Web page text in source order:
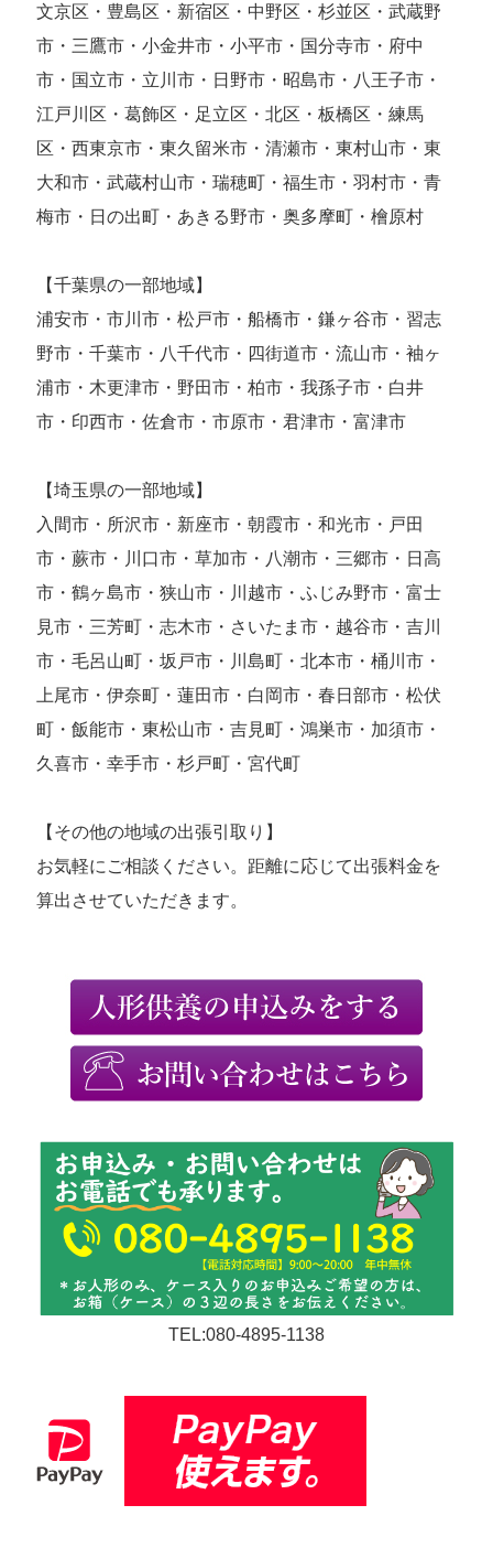
文京区・豊島区・新宿区・中野区・杉並区・武蔵野
市・三鷹市・小金井市・小平市・国分寺市・府中
市・国立市・立川市・日野市・昭島市・八王子市・
江戸川区・葛飾区・足立区・北区・板橋区・練馬
区・西東京市・東久留米市・清瀬市・東村山市・東
大和市・武蔵村山市・瑞穂町・福生市・羽村市・青
梅市・日の出町・あきる野市・奥多摩町・檜原村
【千葉県の一部地域】
浦安市・市川市・松戸市・船橋市・鎌ヶ谷市・習志
野市・千葉市・八千代市・四街道市・流山市・袖ヶ
浦市・木更津市・野田市・柏市・我孫子市・白井
市・印西市・佐倉市・市原市・君津市・富津市
【埼玉県の一部地域】
入間市・所沢市・新座市・朝霞市・和光市・戸田
市・蕨市・川口市・草加市・八潮市・三郷市・日高
市・鶴ヶ島市・狭山市・川越市・ふじみ野市・富士
見市・三芳町・志木市・さいたま市・越谷市・吉川
市・毛呂山町・坂戸市・川島町・北本市・桶川市・
上尾市・伊奈町・蓮田市・白岡市・春日部市・松伏
町・飯能市・東松山市・吉見町・鴻巣市・加須市・
久喜市・幸手市・杉戸町・宮代町
【その他の地域の出張引取り】
お気軽にご相談ください。距離に応じて出張料金を
算出させていただきます。
TEL:080-4895-1138